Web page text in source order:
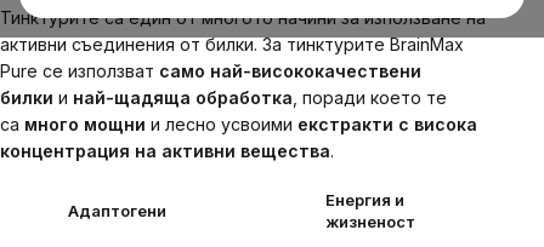
Тинктурите са един от многото начини за използване на
активни съединения от билки. За тинктурите BrainMax
Pure се използват само най-висококачествени
билки и най-щадяща обработка , поради което те
са много мощни и лесно усвоими екстракти с висока
концентрация на активни вещества.
Адаптогени
Енергия и
жизненост